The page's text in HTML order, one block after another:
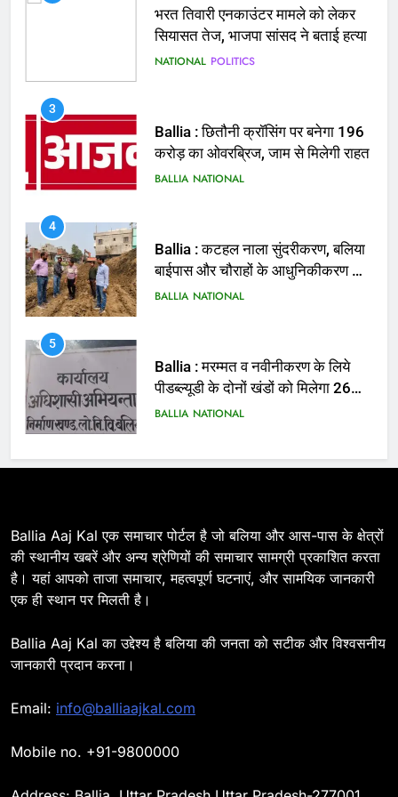
Ballia : छितौनी क्रॉसिंग पर बनेगा 196
4
Ballia : कटहल नाला सुंदरीकरण, बलिया
5
Ballia : मरम्मत व नवीनीकरण के लिये
6
Ballia : 110 फीट ऊंचे तिरंगे के सम्मान
BALLIA NATIONAL
Ballia : सीएम डैशबोर्ड समीक्षा में फिसले
विभाग, डीएम ने मांगा स्पष्टीकरण
BALLIA NATIONAL
8
के साथ रेलवे स्टेशन व शहर में किया पैदल
BALLIA NATIONAL
9
Ballia Aaj Kal एक समाचार पोर्टल है जो बलिया और आस-पास के क्षेत्रों
की स्थानीय खबरें और अन्य श्रेणियों की समाचार सामग्री प्रकाशित करता
है। यहां आपको ताजा समाचार, महत्वपूर्ण घटनाएं, और सामयिक जानकारी
एक ही स्थान पर मिलती है।
Ballia Aaj Kal का उद्देश्य है बलिया की जनता को सटीक और विश्वसनीय
जानकारी प्रदान करना।
Email: info@balliaajkal.com
Mobile no. +91-9800000